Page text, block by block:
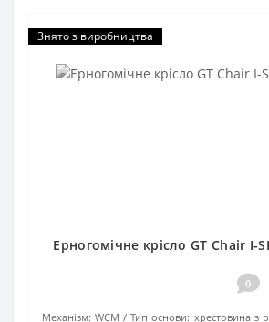
Знято з виробництва
Ерногомічне крісло GT Chair I-
0
Механізм: WCM Тип основи: хрестовина з